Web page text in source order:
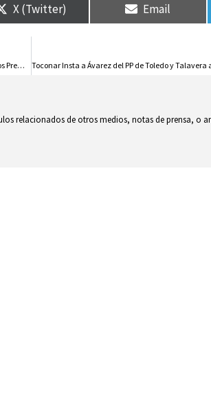
X (Twitter) Email
Valverde Resalta el Impacto del Nuevo Formato de FENAVIN 2026 en los Premios Culturales Virgen de las Viñas
relacionados de otros medios, notas de prensa, o